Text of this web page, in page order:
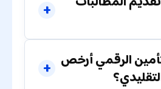
الرقمي أرخص